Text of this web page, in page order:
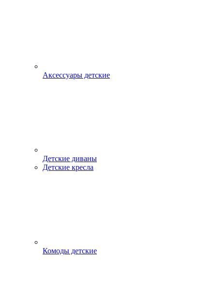
Аксессуары детские
Детские диваны
Детские кресла
Комоды детские